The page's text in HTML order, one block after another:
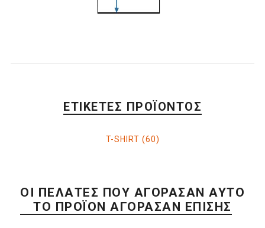
ΕΤΙΚΈΤΕΣ ΠΡΟΪΌΝΤΟΣ
T-SHIRT (60)
ΟΙ ΠΕΛΆΤΕΣ ΠΟΥ ΑΓΌΡΑΣΑΝ ΑΥΤΌ
ΤΟ ΠΡΟΪΌΝ ΑΓΌΡΑΣΑΝ ΕΠΊΣΗΣ